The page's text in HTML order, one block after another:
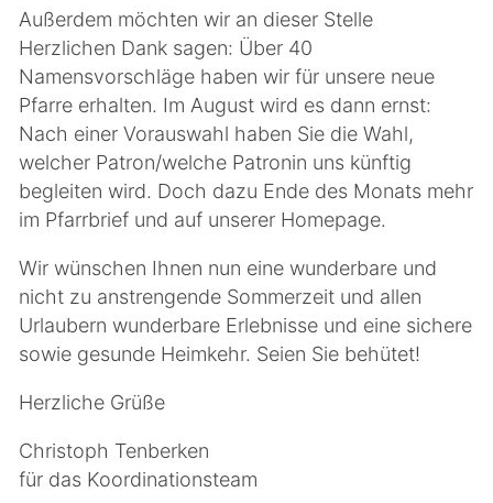
Außerdem möchten wir an dieser Stelle
Herzlichen Dank sagen: Über 40
Namensvorschläge haben wir für unsere neue
Pfarre erhalten. Im August wird es dann ernst:
Nach einer Vorauswahl haben Sie die Wahl,
welcher Patron/welche Patronin uns künftig
begleiten wird. Doch dazu Ende des Monats mehr
im Pfarrbrief und auf unserer Homepage.
Wir wünschen Ihnen nun eine wunderbare und
nicht zu anstrengende Sommerzeit und allen
Urlaubern wunderbare Erlebnisse und eine sichere
sowie gesunde Heimkehr. Seien Sie behütet!
Herzliche Grüße
Christoph Tenberken
für das Koordinationsteam